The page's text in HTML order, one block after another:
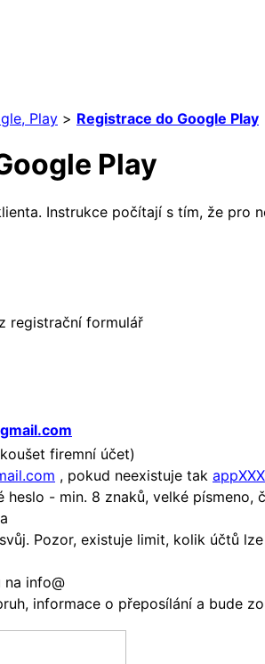
Play > Registrace do Google Play
Play
Instrukce počítají s tím, že pro
registrační formulář
gmail.com
firemní účet)
, pokud neexistuje tak
heslo - min. 8 znaků, velké písmeno,
Pozor, existuje limit, kolik účtů
info@
informace o přeposílání a bude